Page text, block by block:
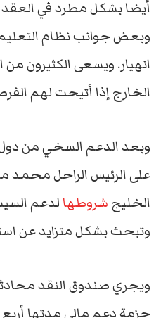
وبعض جوانب نظام
انهيار. ويسعى الكثيرون
الخارج إذا أتيحت لهم
وبعد الدعم السخي من دول
على الرئيس الراحل
الخليج شروطها لدعم
وتبحث بشكل متزايد عن
ويجري صندوق النقد
حزمة دعم مالي مدتها أربع